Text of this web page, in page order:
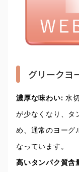
グリークヨ
濃厚な味わい: 水
が少なくなり、タ
め、通常のヨーグ
なっています。
高いタンパク質含